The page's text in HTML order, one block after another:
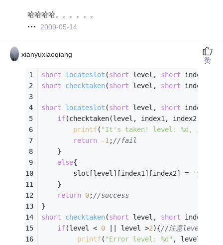
哈哈哈哈。。。。。。
2009-05-14
xianyuxiaoqiang
short locateslot (short level, short index1,
short
checktaken(short level, short index1,
short locateslot (short level, short index1,
if(checktaken(level, index1, index2) ==
printf( "It's taken! level: %d, index1:
return
-1 ;//fail
    }
else{
        slot[level][index1][index2] =
'y'
    }
return 0;//success
}
short
checktaken(short level, short index1,
if(level < 0 || level >2){//注意level为0，1
printf( "Error level: %d" , level);
赞